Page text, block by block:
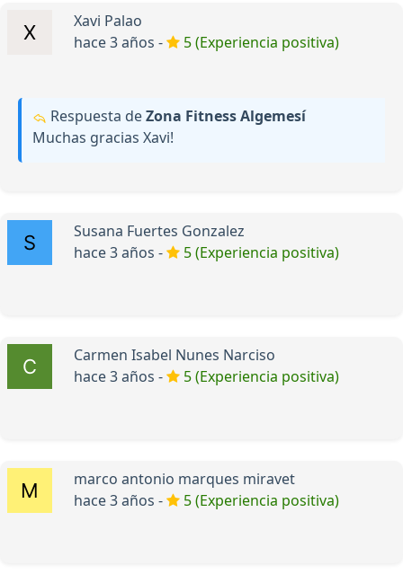
Xavi Palao
hace 3 años -
5 (Experiencia positiva)
Respuesta deZona Fitness Algemesí
Muchas gracias Xavi!
Susana Fuertes Gonzalez
hace 3 años -
5 (Experiencia positiva)
Carmen Isabel Nunes Narciso
hace 3 años -
5 (Experiencia positiva)
marco antonio marques miravet
hace 3 años -
5 (Experiencia positiva)